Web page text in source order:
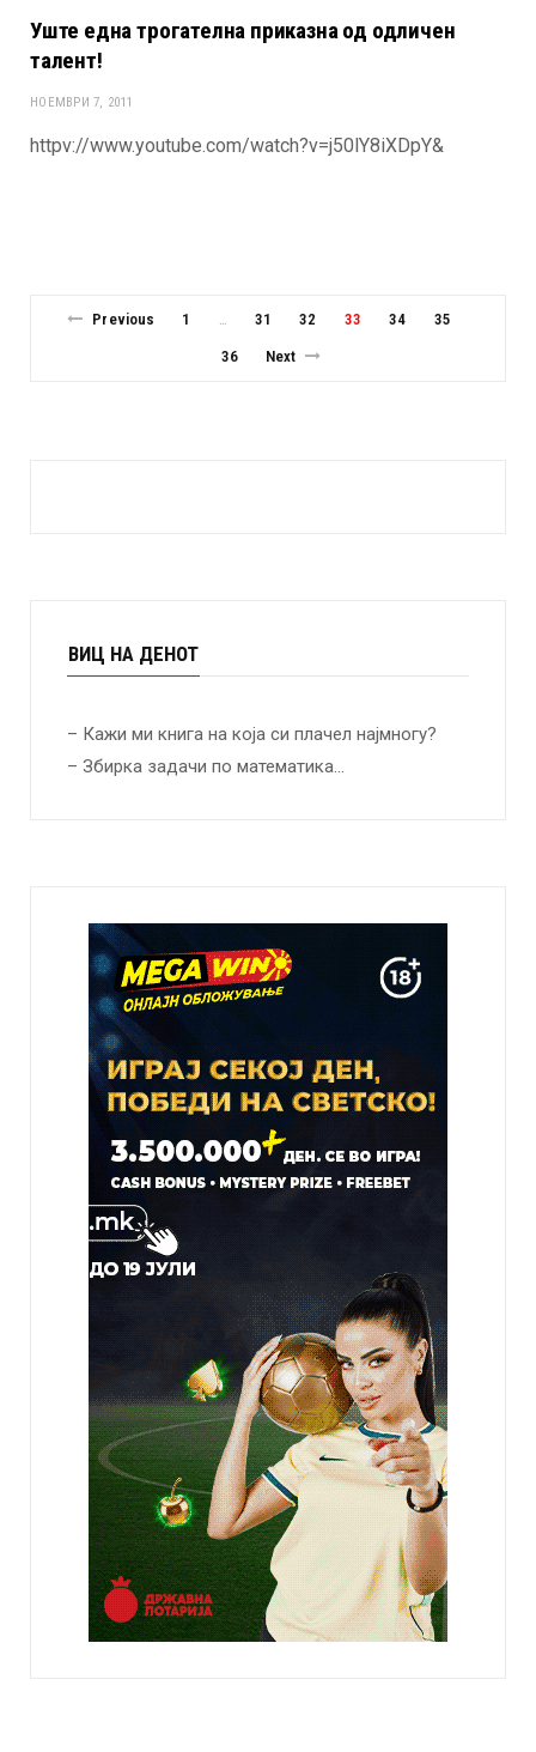
Уште една трогателна приказна од одличен
талент!
НОЕМВРИ 7, 2011
httpv://www.youtube.com/watch?v=j50lY8iXDpY&
Previous 1 … 31 32 33 34 35
36 Next
ВИЦ НА ДЕНОТ
– Кажи ми книга на која си плачел најмногу?
– Збирка задачи по математика…